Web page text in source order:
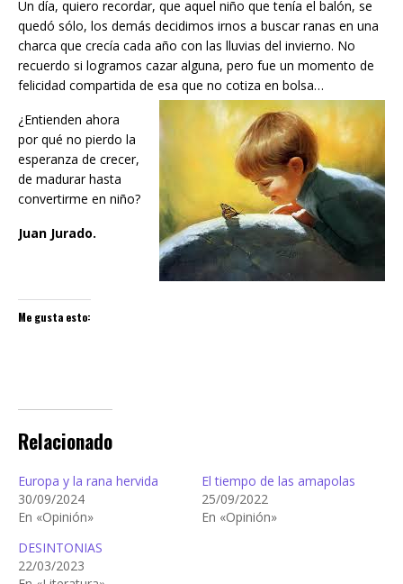
Un día, quiero recordar, que aquel niño que tenía el balón, se
quedó sólo, los demás decidimos irnos a buscar ranas en una
charca que crecía cada año con las lluvias del invierno. No
recuerdo si logramos cazar alguna, pero fue un momento de
felicidad compartida de esa que no cotiza en bolsa…
¿Entienden ahora
por qué no pierdo la
esperanza de crecer,
de madurar hasta
convertirme en niño?
Juan Jurado.
Me gusta esto:
Relacionado
Europa y la rana hervida
30/09/2024
En «Opinión»
El tiempo de las amapolas
25/09/2022
En «Opinión»
DESINTONIAS
22/03/2023